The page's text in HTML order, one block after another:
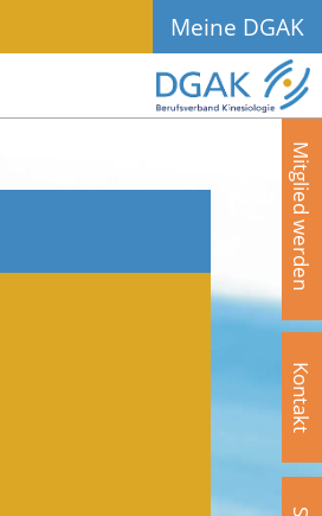
Meine DGAK
Mitglied werden
Kontakt